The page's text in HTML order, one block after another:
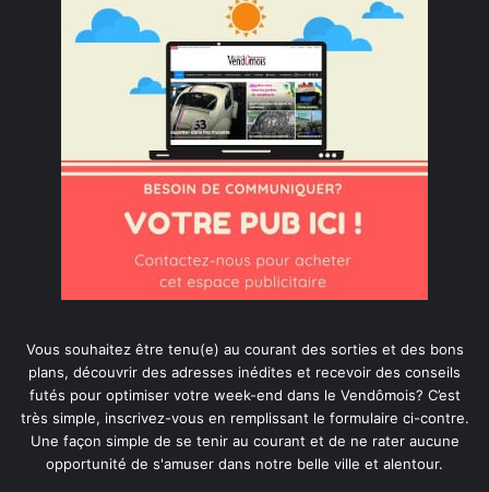
Vous souhaitez être tenu(e) au courant des sorties et des bons
plans, découvrir des adresses inédites et recevoir des conseils
futés pour optimiser votre week-end dans le Vendômois? C’est
très simple, inscrivez-vous en remplissant le formulaire ci-contre.
Une façon simple de se tenir au courant et de ne rater aucune
opportunité de s'amuser dans notre belle ville et alentour.